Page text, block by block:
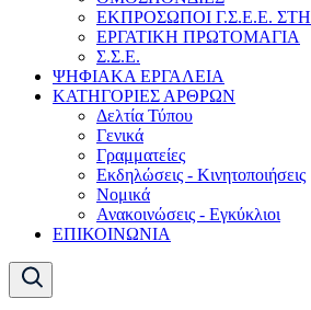
ΕΚΠΡΟΣΩΠΟΙ Γ.Σ.Ε.Ε.
ΕΡΓΑΤΙΚΗ ΠΡΩΤΟΜΑΓΙΑ
Σ.Σ.Ε.
ΨΗΦΙΑΚΑ ΕΡΓΑΛΕΙΑ
ΚΑΤΗΓΟΡΙΕΣ ΑΡΘΡΩΝ
Δελτία Τύπου
Γενικά
Γραμματείες
Εκδηλώσεις - Κινητοποιήσεις
Νομικά
Ανακοινώσεις - Εγκύκλιοι
ΕΠΙΚΟΙΝΩΝΙΑ